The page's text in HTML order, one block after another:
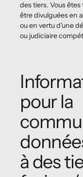
des tiers. Vous
être divulguées en
ou en vertu d'une
ou judiciaire
pour la
à des